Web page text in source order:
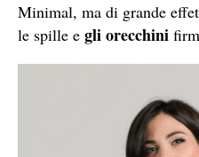
Minimal, ma di grande
le spille e gli orecchini